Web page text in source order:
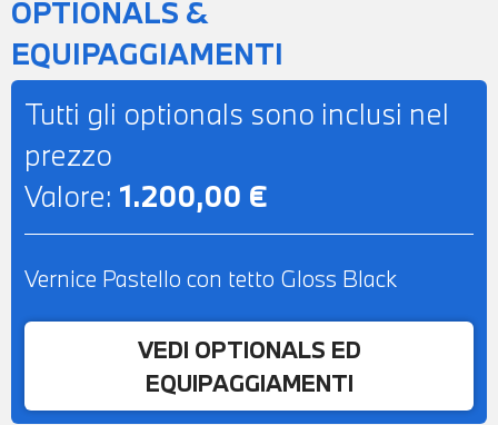
OPTIONALS &
EQUIPAGGIAMENTI
Tutti gli optionals sono inclusi nel
prezzo
Valore: 1.200,00 €
Vernice Pastello con tetto Gloss Black
VEDI OPTIONALS ED
EQUIPAGGIAMENTI